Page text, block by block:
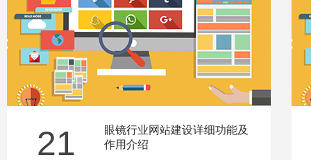
21
眼镜行业网站建设详细功能及
作用介绍